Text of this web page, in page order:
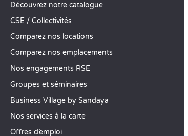
Découvrez notre catalogue
CSE / Collectivités
Comparez nos locations
Comparez nos emplacements
Nos engagements RSE
Groupes et séminaires
Business Village by Sandaya
Nos services à la carte
Offres d’emploi